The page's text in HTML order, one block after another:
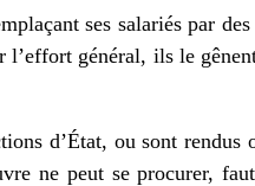
ses salariés par
l’effort général, ils le
d’État, ou sont rendus
ne peut se procurer,